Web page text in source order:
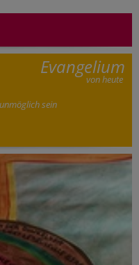
Evangelium
von heute
sein